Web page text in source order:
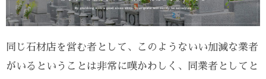
同じ石材店を営む者として、このようないい加減な業者
がいるということは非常に嘆かわしく、同業者としてと